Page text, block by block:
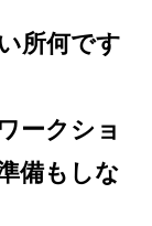
所何です
ークショ
備もしな